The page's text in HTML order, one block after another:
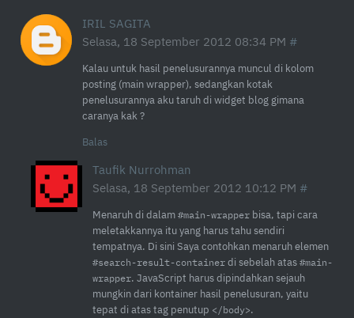
IRIL SAGITA
Selasa, 18 September 2012 08:34 PM
Kalau untuk hasil penelusurannya muncul di kolom
posting (main wrapper), sedangkan kotak
penelusurannya aku taruh di widget blog gimana
caranya kak ?
Balas
Taufik Nurrohman
Selasa, 18 September 2012 10:12 PM
Menaruh di dalam #main-wrapper bisa, tapi cara
meletakkannya itu yang harus tahu sendiri
tempatnya. Di sini Saya contohkan menaruh elemen
#search-result-container di sebelah atas #main-
wrapper. JavaScript harus dipindahkan sejauh
mungkin dari kontainer hasil penelusuran, yaitu
tepat di atas tag penutup </body>.